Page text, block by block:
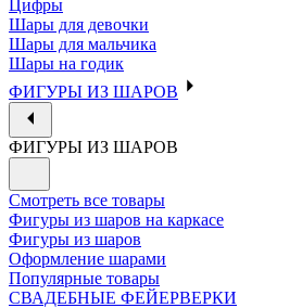
Цифры
Шары для девочки
Шары для мальчика
Шары на годик
ФИГУРЫ ИЗ ШАРОВ
ФИГУРЫ ИЗ ШАРОВ
Смотреть все товары
Фигуры из шаров на каркасе
Фигуры из шаров
Оформление шарами
Популярные товары
СВАДЕБНЫЕ ФЕЙЕРВЕРКИ